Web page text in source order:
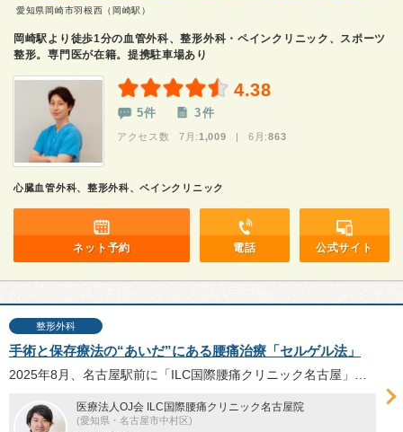
愛知県岡崎市羽根西（岡崎駅）
岡崎駅より徒歩1分の血管外科、整形外科・ペインクリニック、スポーツ
整形。専門医が在籍。提携駐車場あり
4.38
5件 3件
アクセス数 7月: 1,009 | 6月:863
心臓血管外科、整形外科、ペインクリニック
ネット予約 電話 公式サイト
整形外科
手術と保存療法の“あいだ”にある腰痛治療「セルゲル法」
医療法人OJ会 ILC国際腰痛クリニック名古屋院
(愛知県・名古屋市中村区)